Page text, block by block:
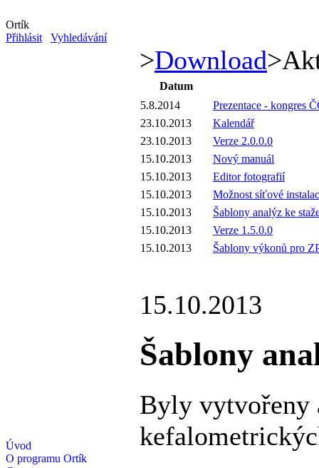
Ortík
Přihlásit
Vyhledávání
Úvod
O programu Ortík
>Download>
Datum
5.8.2014
Prezentace - kongres
23.10.2013
Kalendář
23.10.2013
Verze 2.0.0.0
15.10.2013
Nový manuál
15.10.2013
Editor fotografií
15.10.2013
Možnost síťové
15.10.2013
Šablony analýz ke
15.10.2013
Verze 1.5.0.0
15.10.2013
Šablony výkonů pro
15.10.2013
Šablony
Byly vytvořeny